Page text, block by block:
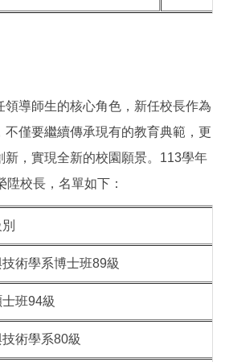
領導師生的核心角色，新任校長作為
不僅要繼續傳承現有的教育典範，更
新，實現全新的校園願景。113學年
陞校長，名單如下：
術學系博士班89級
班94級
術學系80級